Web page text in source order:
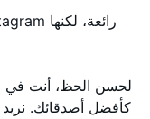
لحسن الحظ، أنت في